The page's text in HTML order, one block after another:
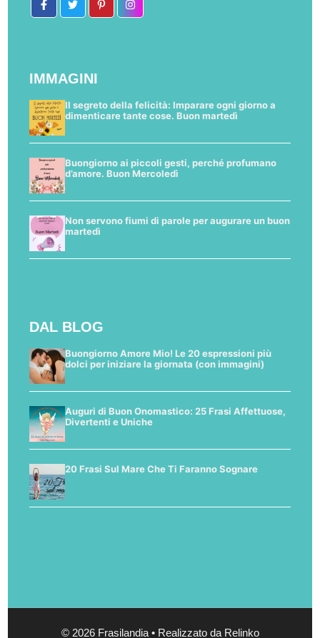
IMMAGINI
Il segreto della felicità: Imparare ogni giorno a
dimenticare tante cose. Buon martedì
Buongiorno ai piccoli gesti, perché profumano
d’amore. Buon Mercoledì
Non servono fiumi di parole per augurare un buon
martedì
DAL BLOG
Buongiorno Amore Mio! Le 20 espressioni più
dolci per iniziare la giornata (con immagini)
Auguri di Buon Onomastico: 25 Frasi Affettuose,
Divertenti e Uniche
20 Frasi Sul Mare Che Ti Faranno Sognare
© 2026 Frasilandia • Realizzato da Relinko